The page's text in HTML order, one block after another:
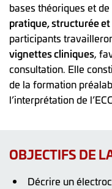
bases théoriques et
pratique, structurée
participants
vignettes cliniques,
consultation. Elle
de la formation
l’interprétation de
OBJECTIFS DE
Décrire un